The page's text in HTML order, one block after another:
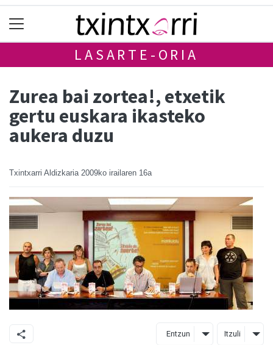
LASARTE-ORIA
Zurea bai zortea!, etxetik
gertu euskara ikasteko
aukera duzu
Txintxarri Aldizkaria 2009ko irailaren 16a
Entzun Itzuli